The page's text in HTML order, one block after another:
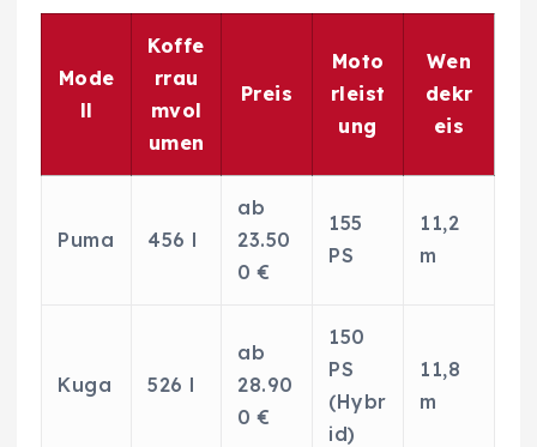
Mode
ll
Koffe
rrau
mvol
umen
Preis
Moto
rleist
ung
Wen
dekr
eis
Puma 456 l
ab
23.50
0 €
155
PS
11,2
m
Kuga 526 l
ab
28.90
0 €
150
PS
(Hybr
id)
11,8
m